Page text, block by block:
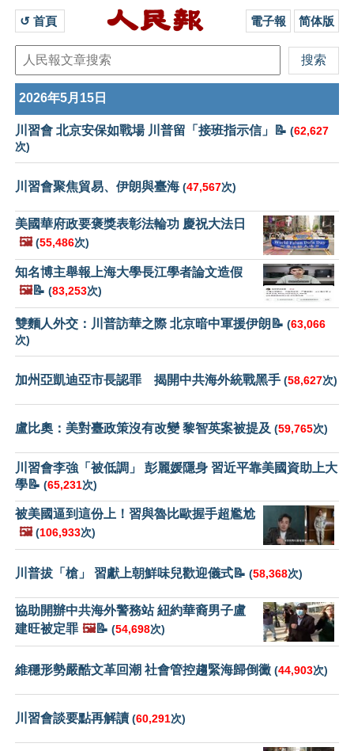
↺ 首頁 電子報 简体版
2026年5月15日
川習會 北京安保如戰場 川普留「接班指示信」📝 (62,627
次)
川習會聚焦貿易、伊朗與臺海 (47,567次)
美國華府政要褒獎表彰法輪功 慶祝大法日
🖼️ (55,486次)
知名博主舉報上海大學長江學者論文造假
🖼️📝 (83,253次)
雙麵人外交：川普訪華之際 北京暗中軍援伊朗📝 (63,066
次)
加州亞凱迪亞市長認罪 揭開中共海外統戰黑手 (58,627次)
盧比奧：美對臺政策沒有改變 黎智英案被提及 (59,765次)
川習會李強「被低調」 彭麗媛隱身 習近平靠美國資助上大
學📝 (65,231次)
被美國逼到這份上！習與魯比歐握手超尷尬
🖼️ (106,933次)
川普拔「槍」 習獻上朝鮮味兒歡迎儀式📝 (58,368次)
協助開辦中共海外警務站 紐約華裔男子盧
建旺被定罪 🖼️📝 (54,698次)
維穩形勢嚴酷文革回潮 社會管控趨緊海歸倒黴 (44,903次)
川習會談要點再解讀 (60,291次)